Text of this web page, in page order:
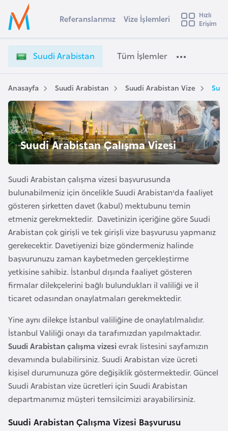
Ülke Seçimi
Başvuru yapmak istediğiniz ülkeyi seçin
Üye
Girişi
u
d
i
A
r
a
b
i
s
t
n
V
i
z
e
İ
ş
l
e
m
l
e
r
i
e
t
i
ş
i
Referanslarımız Vize İşlemleri
Hızlı
Erişim
Suudi Arabistan Tüm İşlemler
Anasayfa Suudi Arabistan Suudi Arabistan Vize
Suudi Arabistan Çalışma Vizesi
Suudi Arabistan çalışma vizesi başvurusunda
bulunabilmeniz için öncelikle Suudi Arabistan'da faaliyet
gösteren şirketten davet (kabul) mektubunu temin
etmeniz gerekmektedir. Davetinizin içeriğine göre Suudi
Arabistan çok girişli ve tek girişli vize başvurusu yapmanız
gerekecektir. Davetiyenizi bize göndermeniz halinde
başvurunuzu zaman kaybetmeden gerçekleştirme
yetkisine sahibiz. İstanbul dışında faaliyet gösteren
firmalar dilekçelerini bağlı bulundukları il valiliği ve il
ticaret odasından onaylatmaları gerekmektedir.
Yine aynı dilekçe İstanbul valiliğine de onaylatılmalıdır.
İstanbul Valiliği onayı da tarafımızdan yapılmaktadır.
Suudi Arabistan çalışma vizesi evrak listesini sayfamızın
devamında bulabilirsiniz. Suudi Arabistan vize ücreti
kişisel durumunuza göre değişiklik göstermektedir. Güncel
Suudi Arabistan vize ücretleri için Suudi Arabistan
departmanımız müşteri temsilcimizi arayabilirsiniz.
Suudi Arabistan Çalışma Vizesi Başvurusu
s
t
r
a
A
v
u
s
t
u
r
y
a
A
z
e
r
a
a